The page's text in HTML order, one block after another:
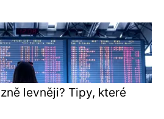
levněji? Tipy, které